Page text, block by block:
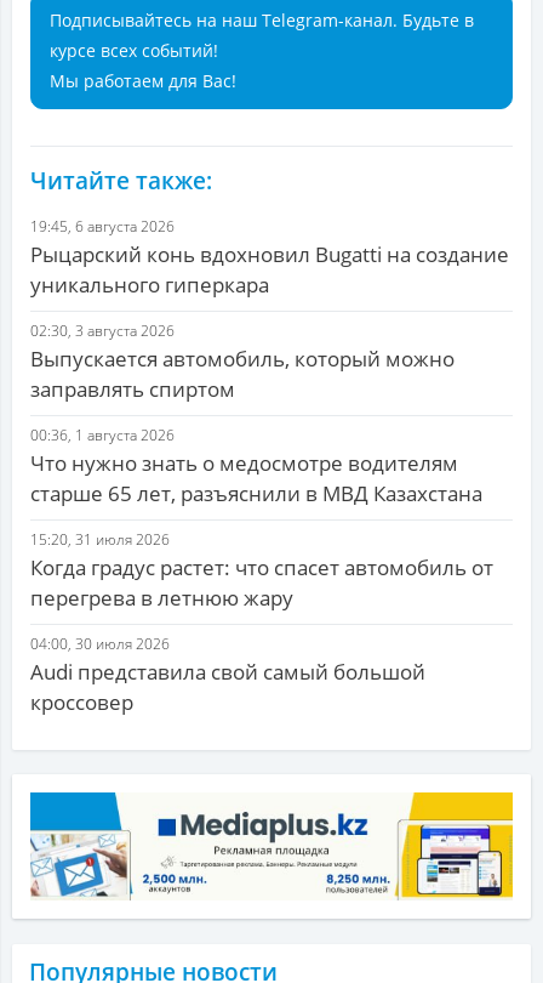
Подписывайтесь на наш Telegram-канал. Будьте в
курсе всех событий!
Мы работаем для Вас!
Читайте также:
19:45, 6 августа 2026
Рыцарский конь вдохновил Bugatti на создание
уникального гиперкара
02:30, 3 августа 2026
Выпускается автомобиль, который можно
заправлять спиртом
00:36, 1 августа 2026
Что нужно знать о медосмотре водителям
старше 65 лет, разъяснили в МВД Казахстана
15:20, 31 июля 2026
Когда градус растет: что спасет автомобиль от
перегрева в летнюю жару
04:00, 30 июля 2026
Audi представила свой самый большой
кроссовер
Популярные новости